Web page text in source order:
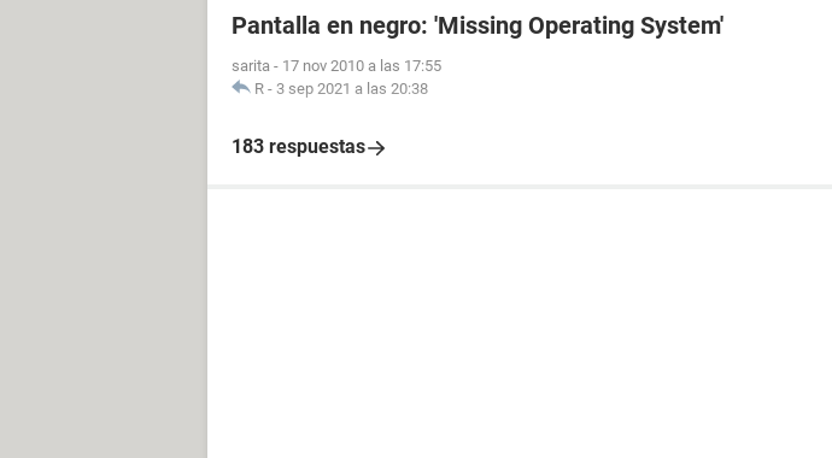
Pantalla en negro: 'Missing Operating System'
sarita - 17 nov 2010 a las 17:55
R - 3 sep 2021 a las 20:38
183 respuestas